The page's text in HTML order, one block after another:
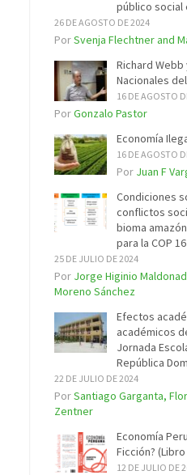
público social
26 DE AGOSTO DE 2024
PorSvenja Flechtner and
Richard Webb
Nacionales
16 DE AGOSTO
PorGonzalo Pastor
Economía
16 DE AGOSTO
Por Juan F
Condiciones
conflictos
bioma
para la COP 16
25 DE JULIO DE 2024
Por Jorge Higinio
Moreno Sánchez
Efectos
académicos
Jornada
República
22 DE JULIO DE 2024
PorSantiago Garganta,
Zentner
Economía
Ficción?
12 DE JULIO DE